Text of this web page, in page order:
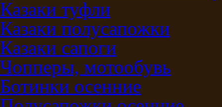
Казаки туфли
Казаки полусапожки
Казаки сапоги
Чопперы, мотообувь
Ботинки осенние